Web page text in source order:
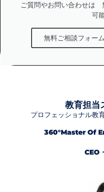
ご質問やお問い合わせは
可
無料ご相談フォー
教育担当
プロフェッショナル教
360°Master Of
CEO